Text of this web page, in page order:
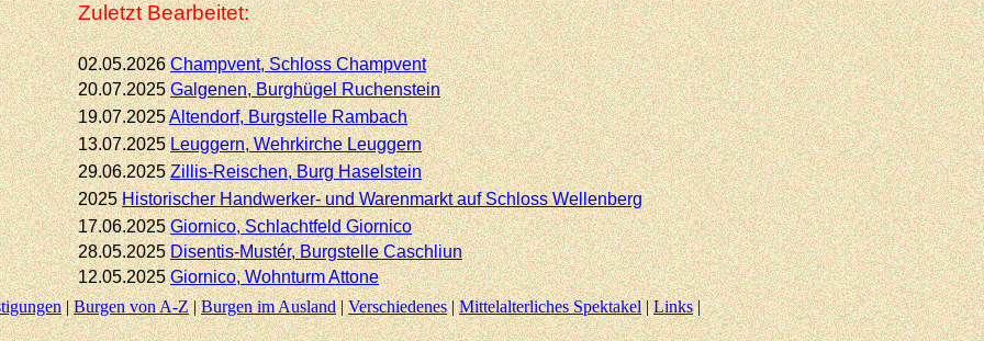
Zuletzt Bearbeitet:
02.05.2026Champvent, Schloss Champvent
20.07.2025Galgenen, Burghügel Ruchenstein
19.07.2025Altendorf,Burgstelle Rambach
13.07.2025Leuggern, Wehrkirche Leuggern
29.06.2025Zillis-Reischen, Burg Haselstein
2025Historischer Handwerker-und Warenmarkt auf Schloss Wellenberg
17.06.2025Giornico,Schlachtfeld Giornico
28.05.2025Disentis-Mustér, Burgstelle Caschliun
12.05.2025Giornico,Wohnturm Attone
|Burgen von A-Z|Burgen im Ausland|Verschiedenes|Mittelalterliches Spektakel|Links|